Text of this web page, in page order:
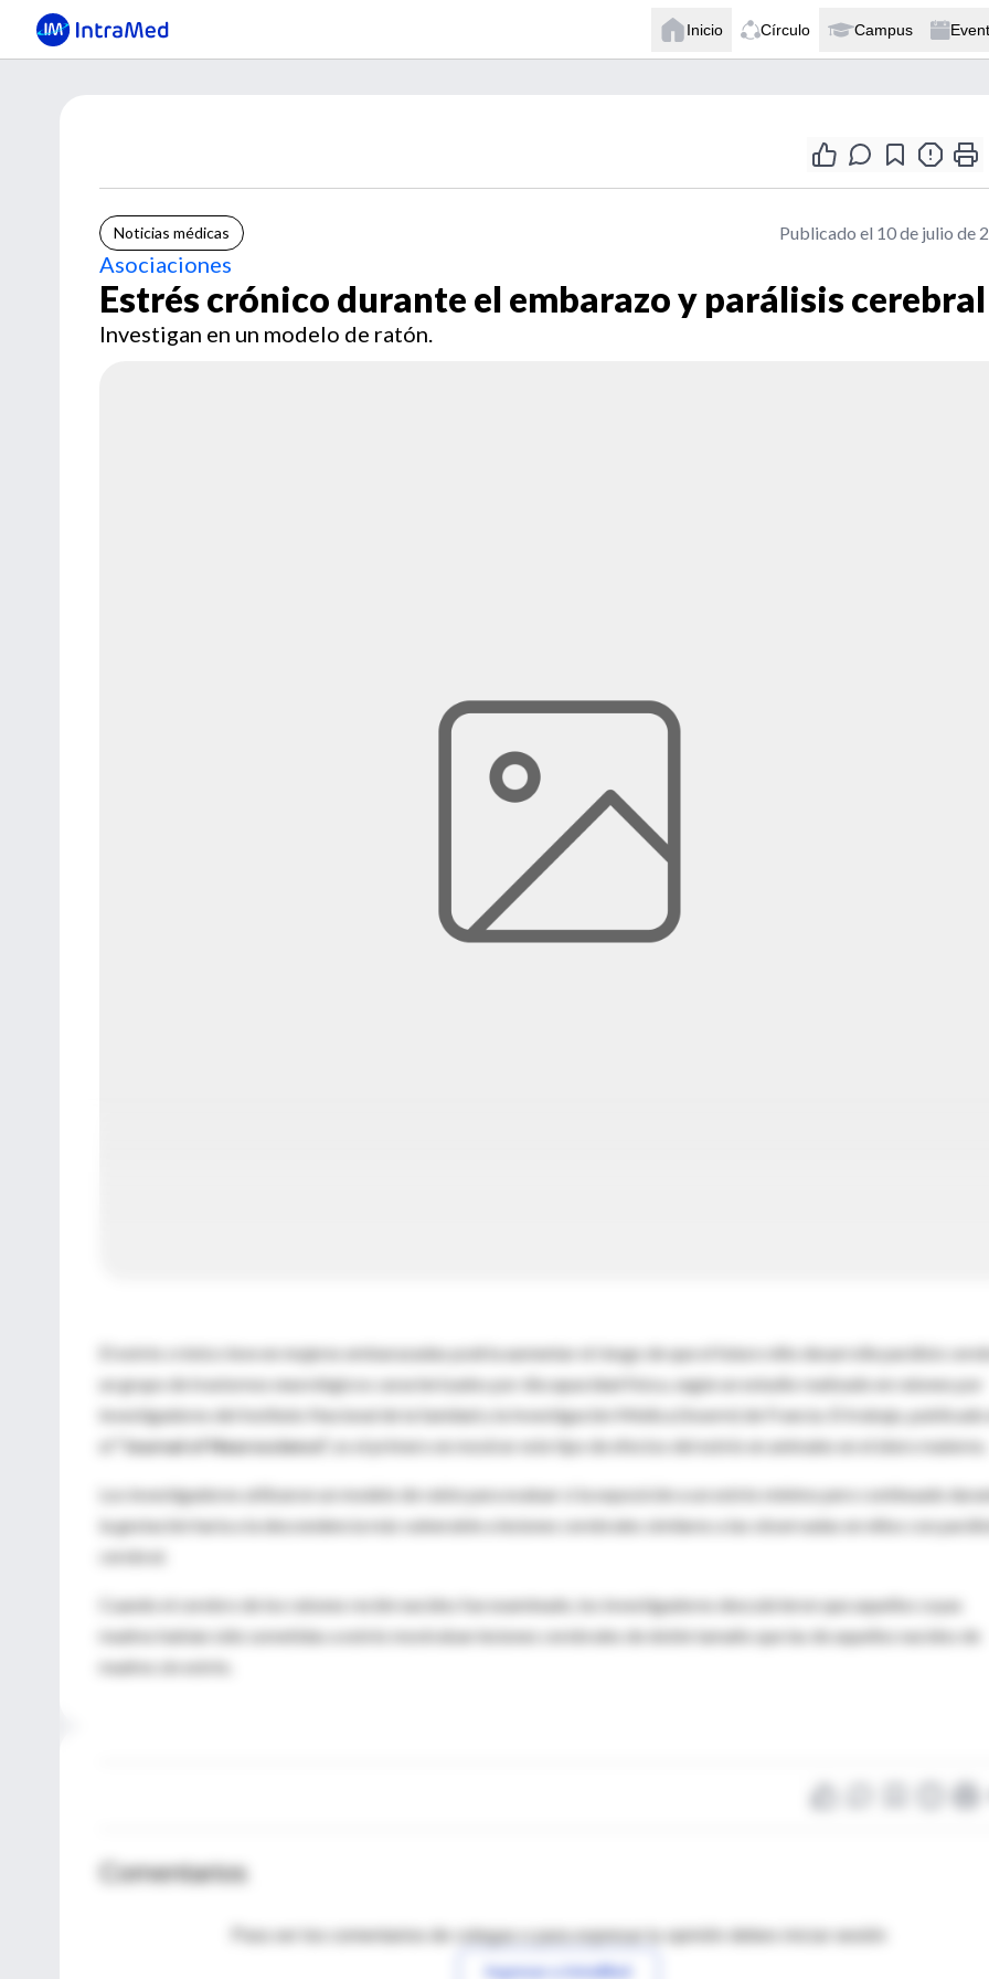
Inicio Círculo Campus
Noticias médicas Publicado el 10 de julio de
Asociaciones
Estrés crónico durante el embarazo y parálisis cerebral
Investigan en un modelo de ratón.
El estrés crónico leve en mujeres embarazadas podría aumentar el riesgo de que el futuro niño desarrolle parálisis
un grupo de trastornos neurológicos caracterizados por discapacidad física, según un estudio realizado en ratones por
investigadores del Instituto Nacional de la Sanidad y la Investigación Médica (Inserm) de Francia. El trabajo, publicado
"Journal of Neuroscience", es el primero en mostrar este tipo de efectos del estrés en animales en el útero materno.
Los investigadores utilizaron un modelo de ratón para evaluar si la exposición a un estrés mínimo pero continuado
la gestación haría a la descendencia más vulnerable a lesiones cerebrales similares a las observadas en niños con
cerebral.
Cuando el cerebro de los ratones recién nacidos fue examinado, los investigadores descubrieron que aquellos cuyas
madres habían sido sometidas a estrés mostraban lesiones cerebrales de doble tamaño que las de aquellos nacidos de
madres sin estrés.
Comentarios
Para ver los comentarios de colegas o para expresar tu opinión debes iniciar sesión
Ingresar a IntraMed